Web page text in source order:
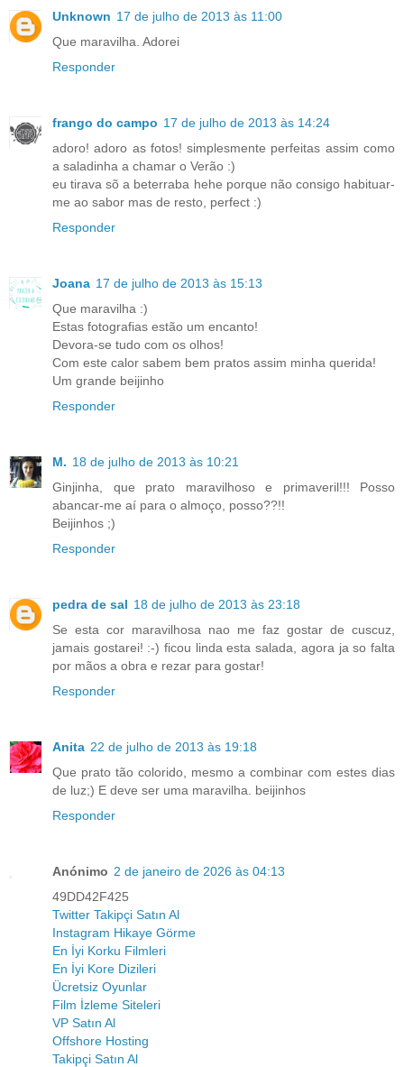
Unknown 17 de julho de 2013 às 11:00
Que maravilha. Adorei
Responder
frango do campo 17 de julho de 2013 às 14:24
adoro! adoro as fotos! simplesmente perfeitas assim como
a saladinha a chamar o Verão :)
eu tirava sõ a beterraba hehe porque não consigo habituar-
me ao sabor mas de resto, perfect :)
Responder
Joana 17 de julho de 2013 às 15:13
Que maravilha :)
Estas fotografias estão um encanto!
Devora-se tudo com os olhos!
Com este calor sabem bem pratos assim minha querida!
Um grande beijinho
Responder
M. 18 de julho de 2013 às 10:21
Ginjinha, que prato maravilhoso e primaveril!!! Posso
abancar-me aí para o almoço, posso??!!
Beijinhos ;)
Responder
pedra de sal 18 de julho de 2013 às 23:18
Se esta cor maravilhosa nao me faz gostar de cuscuz,
jamais gostarei! :-) ficou linda esta salada, agora ja so falta
por mãos a obra e rezar para gostar!
Responder
Anita 22 de julho de 2013 às 19:18
Que prato tão colorido, mesmo a combinar com estes dias
de luz;) E deve ser uma maravilha. beijinhos
Responder
Anónimo 2 de janeiro de 2026 às 04:13
49DD42F425
Twitter Takipçi Satın Al
Instagram Hikaye Görme
En İyi Korku Filmleri
En İyi Kore Dizileri
Ücretsiz Oyunlar
Film İzleme Siteleri
VP Satın Al
Offshore Hosting
Takipçi Satın Al